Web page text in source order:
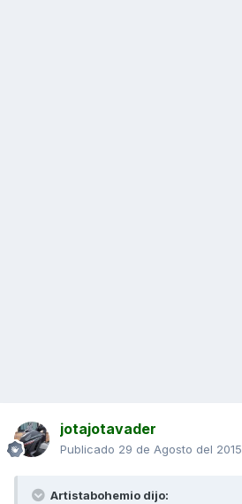
jotajotavader
Publicado 29 de Agosto del 2015
Artistabohemio dijo: